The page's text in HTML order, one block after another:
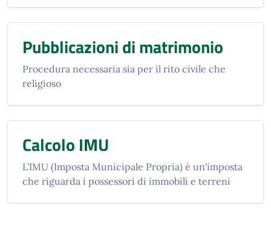
Pubblicazioni di matrimonio
Procedura necessaria sia per il rito civile che
religioso
Calcolo IMU
L'IMU (Imposta Municipale Propria) è un'imposta
che riguarda i possessori di immobili e terreni